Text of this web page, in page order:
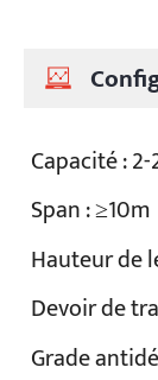
Capacité :
Span : ≥10m
Hauteur de
Devoir de
Grade